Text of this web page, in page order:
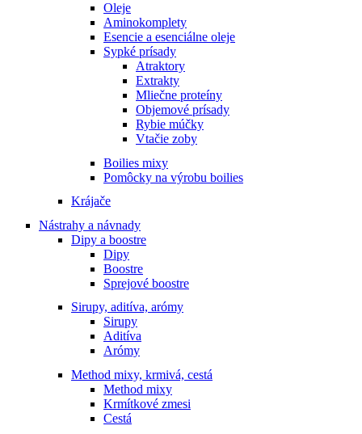
Oleje
Aminokomplety
Esencie a esenciálne oleje
Sypké prísady
Atraktory
Extrakty
Mliečne proteíny
Objemové prísady
Rybie múčky
Vtačie zoby
Boilies mixy
Pomôcky na výrobu boilies
Krájače
Nástrahy a návnady
Dipy a boostre
Dipy
Boostre
Sprejové boostre
Sirupy, aditíva, arómy
Sirupy
Aditíva
Arómy
Method mixy, krmivá, cestá
Method mixy
Krmítkové zmesi
Cestá